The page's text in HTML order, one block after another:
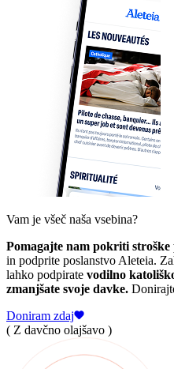
Vam je všeč naša vsebina?
Pomagajte nam pokriti
in podprite poslanstvo Aleteia.
lahko podpirate vodilno
zmanjšate svoje davke.
Doniram zdaj
( Z davčno olajšavo )